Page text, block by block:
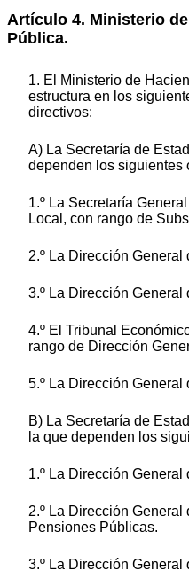
Artículo 4. Ministerio
Pública.
1. El Ministerio de
estructura en los
directivos:
A) La Secretaría de
dependen los siguientes
1.º La Secretaría
Local, con rango de
2.º La Dirección General
3.º La Dirección General
4.º El Tribunal
rango de Dirección
5.º La Dirección
B) La Secretaría de
la que dependen los
1.º La Dirección General
2.º La Dirección
Pensiones Públicas.
3.º La Dirección